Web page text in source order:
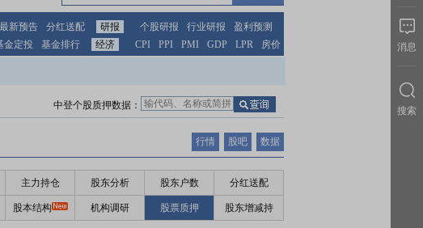
最新预告 分红送配 研报 个股研报 行业研报
盈利预测
金定投 基金排行 经济 CPI PPI PMI GDP LPR 房价
中登个股质押数据：
行情 股吧 数据
主力持仓 股东分析 股东户数 分红送配
股本结构 机构调研 股票质押 股东增减持
消息
搜索